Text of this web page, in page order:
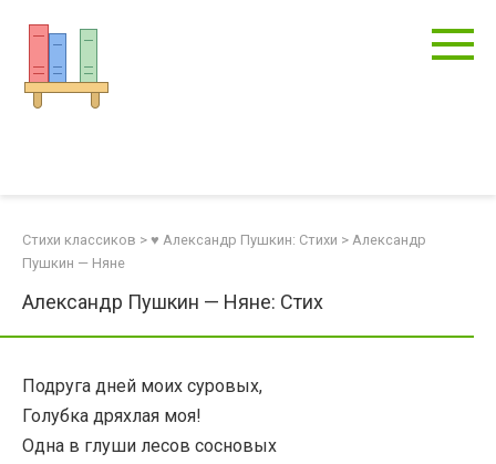
контенту
Стихи классиков > ♥ Александр Пушкин: Стихи > Александр
Пушкин — Няне
Александр Пушкин — Няне: Стих
Подруга дней моих суровых,
Голубка дряхлая моя!
Одна в глуши лесов сосновых